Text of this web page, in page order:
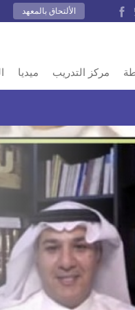
الألتحاق بالمعهد
مركز التدريب ميديا